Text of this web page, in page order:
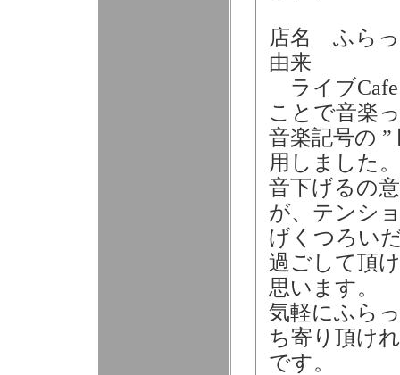
店名 ふら
由来
ライブ
ことで音楽
音楽記号の
用しました
音下げるの
が、テンシ
げくつろい
過ごして頂
思います。
気軽にふら
ち寄り頂け
です。